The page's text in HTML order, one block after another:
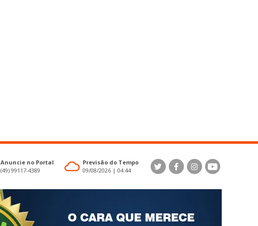
Anuncie no Portal
(49) 99117-4389
Previsão do Tempo
09/08/2026 | 04:44